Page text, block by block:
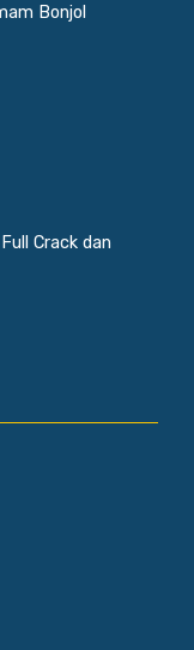
Bonjol
Crack dan